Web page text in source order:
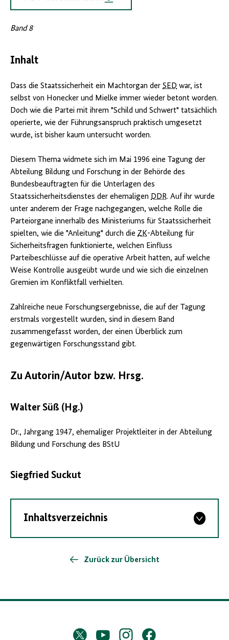
Band 8
Inhalt
Dass die Staatssicherheit ein Machtorgan der SED war, ist
selbst von Honecker und Mielke immer wieder betont worden.
Doch wie die Partei mit ihrem "Schild und Schwert" tatsächlich
operierte, wie der Führungsanspruch praktisch umgesetzt
wurde, ist bisher kaum untersucht worden.
Diesem Thema widmete sich im Mai 1996 eine Tagung der
Abteilung Bildung und Forschung in der Behörde des
Bundesbeauftragten für die Unterlagen des
Staatssicherheitsdienstes der ehemaligen DDR. Auf ihr wurde
unter anderem der Frage nachgegangen, welche Rolle die
Parteiorgane innerhalb des Ministeriums für Staatssicherheit
spielten, wie die "Anleitung" durch die ZK-Abteilung für
Sicherheitsfragen funktionierte, welchen Einfluss
Parteibeschlüsse auf die operative Arbeit hatten, auf welche
Weise Kontrolle ausgeübt wurde und wie sich die einzelnen
Gremien im Konfliktfall verhielten.
Zahlreiche neue Forschungsergebnisse, die auf der Tagung
erstmals vorgestellt wurden, sind in diesem Band
zusammengefasst worden, der einen Überblick zum
gegenwärtigen Forschungsstand gibt.
Zu Autorin/Autor bzw. Hrsg.
Walter Süß (Hg.)
Dr., Jahrgang 1947, ehemaliger Projektleiter in der Abteilung
Bildung und Forschung des BStU
Siegfried Suckut
Inhaltsverzeichnis
Zurück zur Übersicht
D
TwitterYouTubeInstagramFacebook